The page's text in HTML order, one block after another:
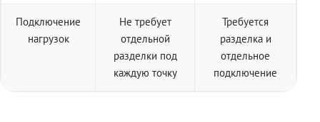
Подключение
нагрузок
Не требует
отдельной
разделки под
каждую точку
Требуется
разделка и
отдельное
подключение